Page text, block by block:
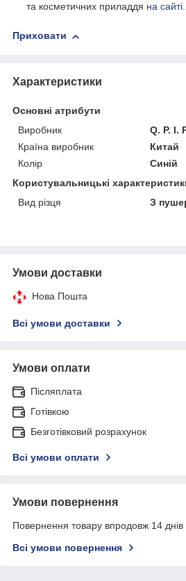
та косметичних приладдя на сайті.
Приховати
Характеристики
Основні атрибути
Виробник
Q. P. I.
Країна виробник
Китай
Колір
Синій
Користувальницькі
Вид різця
З
Умови доставки
Нова Пошта
Всі умови доставки
Умови оплати
Післяплата
Готівкою
Безготівковий розрахунок
Всі умови оплати
Умови повернення
Повернення товару впродовж 14 днів
Всі умови повернення